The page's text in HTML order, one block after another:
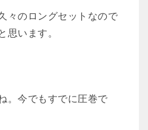
々のロングセットなので
います。
。今でもすでに圧巻で